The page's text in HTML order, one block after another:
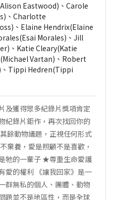
Eastwood)、Carole
、Charlotte
、Elaine Hendrix(Elaine
Morales)、Jill
、Katie Cleary(Katie
Vartan)、Robert
Tippi Hedren(Tippi
及獲得眾多紀錄片獎項肯定
紀錄片鉅作，再次找回你的
餘動物議題，正視任何形式
棄養，愛是照顧不是喜歡，
牠的一輩子 ★尊重生命愛護
愛的權利 《讓我回家》是一
群無私的個人、團體、動物
題並不是地區性，而是全球